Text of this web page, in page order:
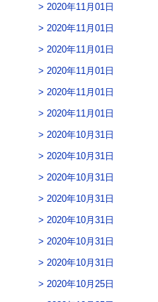
2020年11月01日
2020年11月01日
2020年11月01日
2020年11月01日
2020年11月01日
2020年11月01日
2020年10月31日
2020年10月31日
2020年10月31日
2020年10月31日
2020年10月31日
2020年10月31日
2020年10月31日
2020年10月25日